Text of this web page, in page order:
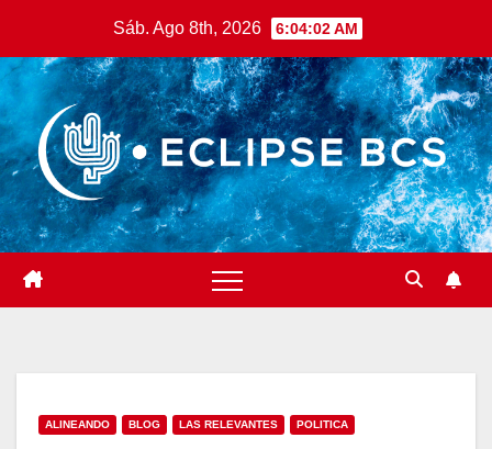
contenido
Sáb. Ago 8th, 2026 6:04:03 AM
ALINEANDO BLOG LAS RELEVANTES POLITICA